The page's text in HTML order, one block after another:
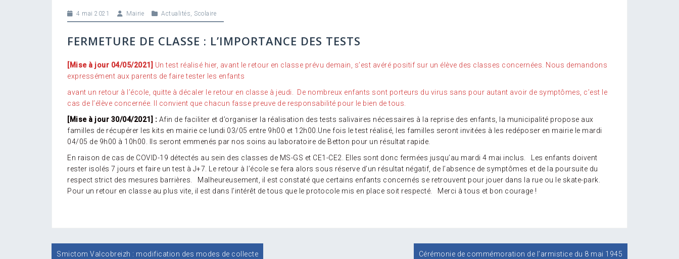
4 mai 2021 Mairie Actualités, Scolaire
FERMETURE DE CLASSE : L’IMPORTANCE DES TESTS
[Mise à jour 04/05/2021] Un test réalisé hier, avant le retour en classe prévu demain, s’est avéré positif sur un élève des classes concernées. Nous demandons
expressément aux parents de faire tester les enfants
avant un retour à l’école, quitte à décaler le retour en classe à jeudi. De nombreux enfants sont porteurs du virus sans pour autant avoir de symptômes, c’est le
cas de l’élève concernée. Il convient que chacun fasse preuve de responsabilité pour le bien de tous.
[Mise à jour 30/04/2021] : Afin de faciliter et d’organiser la réalisation des tests salivaires nécessaires à la reprise des enfants, la municipalité propose aux
familles de récupérer les kits en mairie ce lundi 03/05 entre 9h00 et 12h00.Une fois le test réalisé, les familles seront invitées à les redéposer en mairie le mardi
04/05 de 9h00 à 10h00. Ils seront emmenés par nos soins au laboratoire de Betton pour un résultat rapide.
En raison de cas de COVID-19 détectés au sein des classes de MS-GS et CE1-CE2. Elles sont donc fermées jusqu’au mardi 4 mai inclus. Les enfants doivent
rester isolés 7 jours et faire un test à J+7. Le retour à l’école se fera alors sous réserve d’un résultat négatif, de l’absence de symptômes et de la poursuite du
respect strict des mesures barrières. Malheureusement, il est constaté que certains enfants concernés se retrouvent pour jouer dans la rue ou le skate-park.
Pour un retour en classe au plus vite, il est dans l’intérêt de tous que le protocole mis en place soit respecté. Merci à tous et bon courage !
Navigation
Smictom Valcobreizh : modification des modes de collecte Cérémonie de commémoration de l’armistice du 8 mai 1945